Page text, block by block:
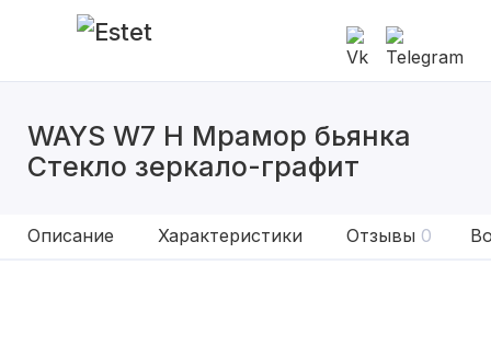
WAYS W7 H Мрамор бьянка
Стекло зеркало-графит
Описание Характеристики Отзывы 0